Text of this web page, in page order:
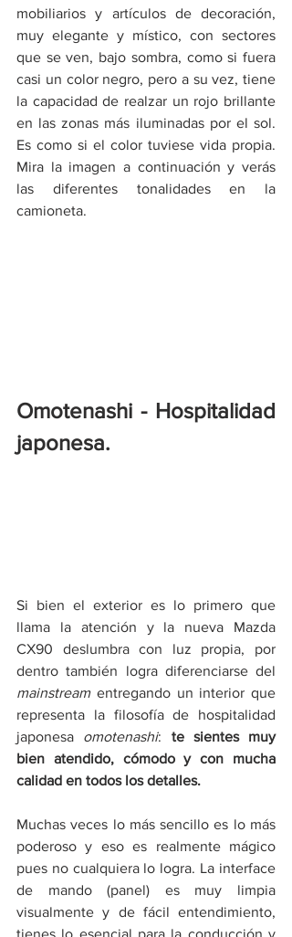
mobiliarios y artículos de decoración,
muy elegante y místico, con sectores
que se ven, bajo sombra, como si fuera
casi un color negro, pero a su vez, tiene
la capacidad de realzar un rojo brillante
en las zonas más iluminadas por el sol.
Es como si el color tuviese vida propia.
Mira la imagen a continuación y verás
las diferentes tonalidades en la
camioneta.
Omotenashi - Hospitalidad
japonesa.
Si bien el exterior es lo primero que
llama la atención y la nueva Mazda
CX90 deslumbra con luz propia, por
mainstream entregando un interior que
representa la filosofía de hospitalidad
japonesa omotenashi: te sientes muy
bien atendido, cómodo y con mucha
calidad en todos los detalles.
Muchas veces lo más sencillo es lo más
poderoso y eso es realmente mágico
pues no cualquiera lo logra. La interface
de mando (panel) es muy limpia
visualmente y de fácil entendimiento,
tienes lo esencial para la conducción y